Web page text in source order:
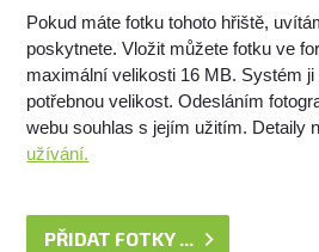
Pokud máte fotku tohoto hřiště,
poskytnete. Vložit můžete fotku ve
maximální velikosti 16 MB. Systém
potřebnou velikost. Odesláním
webu souhlas s jejím užitím. Detaily
užívání.
PŘIDAT FOTKY ...